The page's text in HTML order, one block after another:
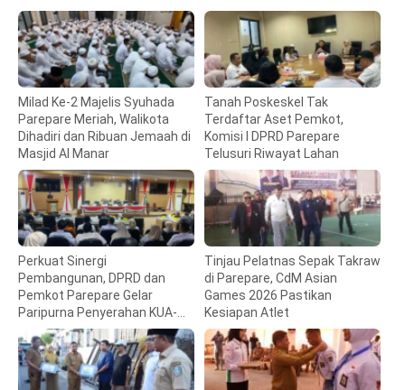
Milad Ke-2 Majelis Syuhada
Parepare Meriah, Walikota
Dihadiri dan Ribuan Jemaah di
Masjid Al Manar
Tanah Poskeskel Tak
Terdaftar Aset Pemkot,
Komisi I DPRD Parepare
Telusuri Riwayat Lahan
Perkuat Sinergi
Pembangunan, DPRD dan
Pemkot Parepare Gelar
Paripurna Penyerahan KUA-
PPAS 2027
Tinjau Pelatnas Sepak Takraw
di Parepare, CdM Asian
Games 2026 Pastikan
Kesiapan Atlet